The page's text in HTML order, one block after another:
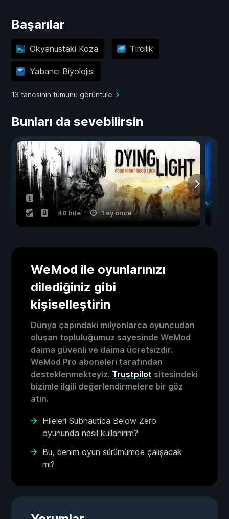
Başarılar
Okyanustaki Koza Tırcılık
Yabancı Biyolojisi
13 tanesinin tümünü görüntüle
Bunları da sevebilirsin
40 hile 1 ay önce
WeMod ile oyunlarınızı
dilediğiniz gibi
kişiselleştirin
Dünya çapındaki milyonlarca oyuncudan
oluşan topluluğumuz sayesinde WeMod
daima güvenli ve daima ücretsizdir.
WeMod Pro aboneleri tarafından
desteklenmekteyiz. Trustpilot sitesindeki
bizimle ilgili değerlendirmelere bir göz
atın.
Hileleri Subnautica Below Zero
oyununda nasıl kullanırım?
Bu, benim oyun sürümümde çalışacak
mı?